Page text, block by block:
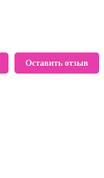
Оставить отзыв